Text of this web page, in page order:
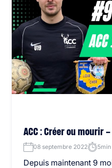
ACC : Créer ou mourir
08 septembre 2022 5min
Depuis maintenant 9